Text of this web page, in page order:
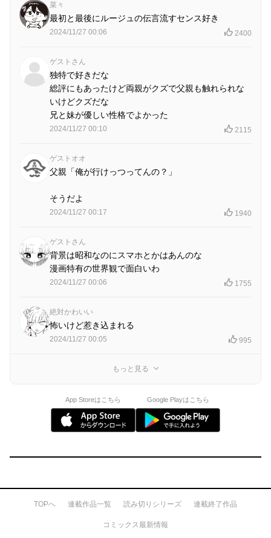
菜々
最初と最後にルージュの伝言流すセンス好き
2024/11/27 00:06 2400
ゲストさん
独特で好きだな
総評にもあったけど両親がクズで父親も触れられな
いけどクズだな
兄と妹が優しい性格でよかった
2024/11/27 00:10 2115
ゲストオオ
父親「俺が行けっつってんの？」
そうだよ
2024/11/27 00:17 1940
ゲストさん
背景は昭和なのにスマホとかはあんのな
漫画特有の世界観で面白いわ
2024/11/27 00:06 1755
絶対かわいい
怖いけど惹き込まれる
2024/11/27 00:05 995
もっと見る
App Storeはこちら Google Playはこちら
TOPへ 連載作品一覧 読み切りシリーズ 連載終了作品
コミックス最新情報